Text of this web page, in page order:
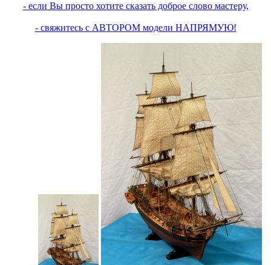
- если Вы просто хотите сказать доброе слово мастеру,
- свяжитесь с АВТОРОМ модели НАПРЯМУЮ!